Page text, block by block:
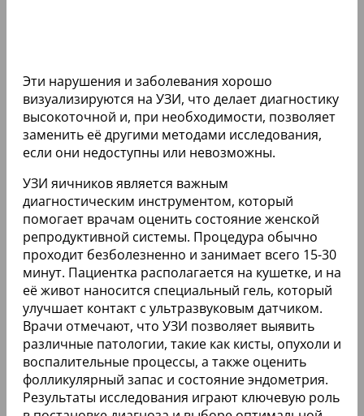
Эти нарушения и заболевания хорошо
визуализируются на УЗИ, что делает диагностику
высокоточной и, при необходимости, позволяет
заменить её другими методами исследования,
если они недоступны или невозможны.
УЗИ яичников является важным
диагностическим инструментом, который
помогает врачам оценить состояние женской
репродуктивной системы. Процедура обычно
проходит безболезненно и занимает всего 15-30
минут. Пациентка располагается на кушетке, и на
её живот наносится специальный гель, который
улучшает контакт с ультразвуковым датчиком.
Врачи отмечают, что УЗИ позволяет выявить
различные патологии, такие как кисты, опухоли и
воспалительные процессы, а также оценить
фолликулярный запас и состояние эндометрия.
Результаты исследования играют ключевую роль